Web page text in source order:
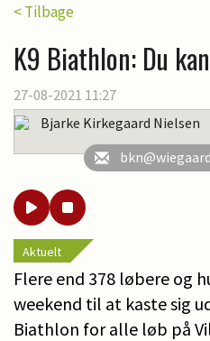
< Tilbage
K9 Biathlon: Du
27-08-2021 11:27
Bjarke Kirkegaard Nielsen
Aktuelt
Flere end 378 løbere og
weekend til at kaste sig
Biathlon for alle løb på